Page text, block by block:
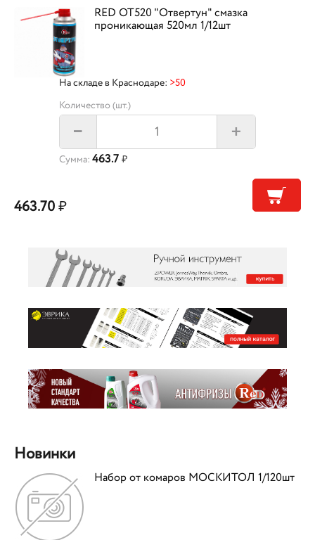
RED OT520 "Отвертун" смазка
проникающая 520мл 1/12шт
На складе в Краснодаре: >50
Количество (шт.)
– +
Сумма: 463.7 ₽
463.70₽
Новинки
Набор от комаров МОСКИТОЛ 1/120шт